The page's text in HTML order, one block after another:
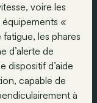
voire les
«
les phares
d’alerte de
dispositif d’aide
capable de
à